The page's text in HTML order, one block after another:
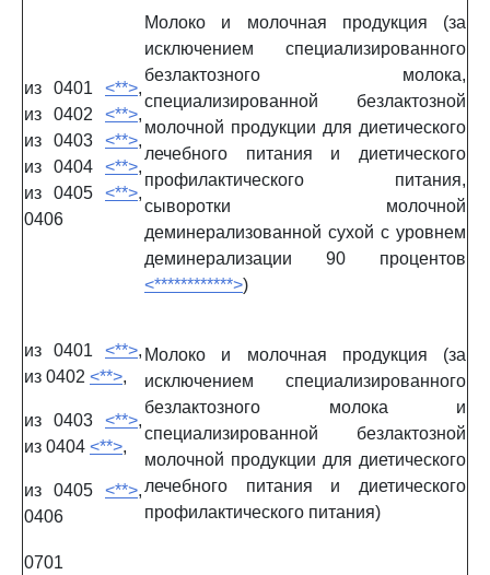
из 0401 <**>,
из 0402 <**>,
из 0403 <**>,
из 0404 <**>,
из 0405 <**>,
0406
Молоко и молочная продукция (за
исключением специализированного
безлактозного молока,
специализированной безлактозной
молочной продукции для диетического
лечебного питания и диетического
профилактического питания,
сыворотки молочной
деминерализованной сухой с уровнем
деминерализации 90 процентов
<************>)
из 0401 <**>,
из 0402 <**>,
из 0403 <**>,
из 0404 <**>,
из 0405 <**>,
0406
Молоко и молочная продукция (за
исключением специализированного
безлактозного молока и
специализированной безлактозной
молочной продукции для диетического
лечебного питания и диетического
профилактического питания)
0701